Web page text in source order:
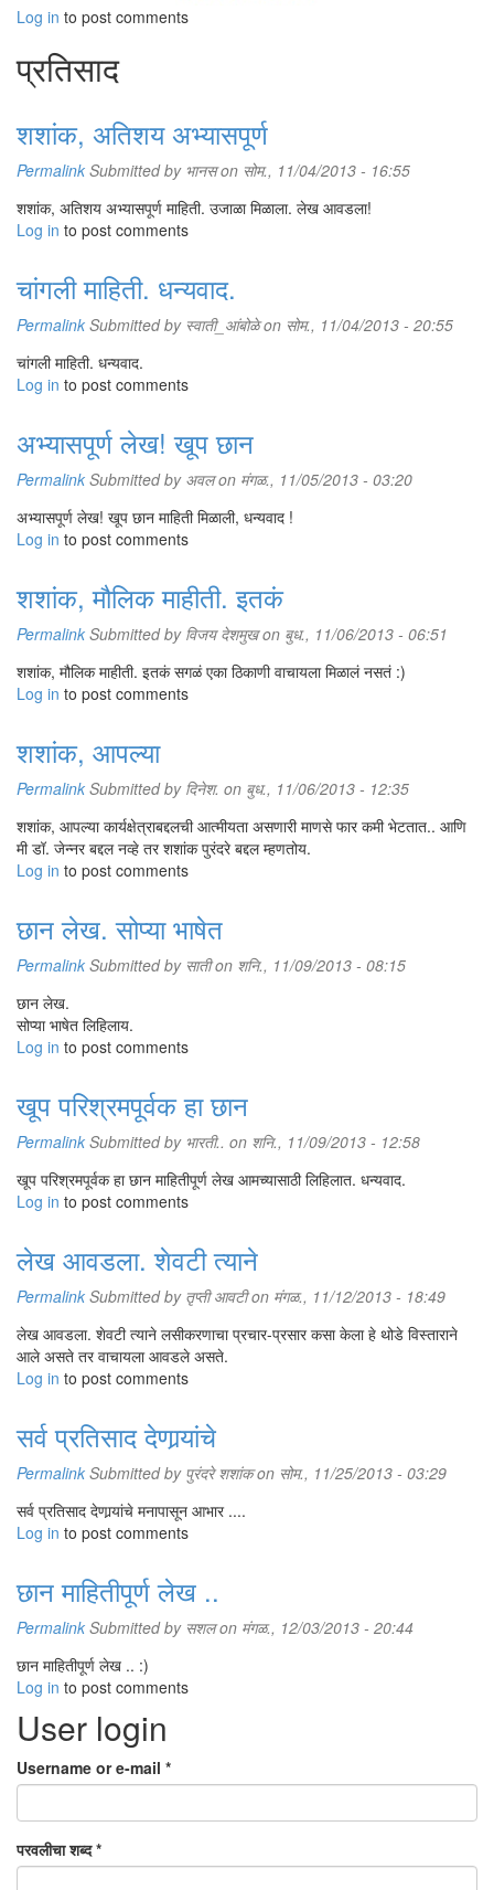
Log in to post comments
प्रतिसाद
शशांक, अतिशय अभ्यासपूर्ण
Permalink Submitted by भानसon सोम., 11/04/2013 - 16:55
शशांक, अतिशय अभ्यासपूर्ण माहिती. उजाळा मिळाला. लेख आवडला!
Log in to post comments
चांगली माहिती. धन्यवाद.
Permalink Submitted by स्वाती_आंबोळेon सोम., 11/04/2013 - 20:55
चांगली माहिती. धन्यवाद.
Log in to post comments
अभ्यासपूर्ण लेख! खूप छान
Permalink Submitted by अवलon मंगळ., 11/05/2013 - 03:20
अभ्यासपूर्ण लेख! खूप छान माहिती मिळाली, धन्यवाद !
Log in to post comments
शशांक, मौलिक माहीती. इतकं
Permalink Submitted by विजय देशमुखon बुध., 11/06/2013 - 06:51
शशांक, मौलिक माहीती. इतकं सगळं एका ठिकाणी वाचायला मिळालं नसतं :)
Log in to post comments
शशांक, आपल्या
Permalink Submitted by दिनेश. on बुध., 11/06/2013 - 12:35
शशांक, आपल्या कार्यक्षेत्राबद्दलची आत्मीयता असणारी माणसे फार कमी भेटतात.. आणि
मी डॉ. जेन्नर बद्दल नव्हे तर शशांक पुरंदरे बद्दल म्हणतोय.
Log in to post comments
छान लेख. सोप्या भाषेत
Permalink Submitted by सातीon शनि., 11/09/2013 - 08:15
छान लेख.
सोप्या भाषेत लिहिलाय.
Log in to post comments
खूप परिश्रमपूर्वक हा छान
Permalink Submitted by भारती.. on शनि., 11/09/2013 - 12:58
खूप परिश्रमपूर्वक हा छान माहितीपूर्ण लेख आमच्यासाठी लिहिलात. धन्यवाद.
Log in to post comments
लेख आवडला. शेवटी त्याने
Permalink Submitted by तृप्ती आवटीon मंगळ., 11/12/2013 - 18:49
लेख आवडला. शेवटी त्याने लसीकरणाचा प्रचार-प्रसार कसा केला हे थोडे विस्ताराने
आले असते तर वाचायला आवडले असते.
Log in to post comments
सर्व प्रतिसाद देणार्‍यांचे
Permalink Submitted by पुरंदरे शशांकon सोम., 11/25/2013 - 03:29
सर्व प्रतिसाद देणार्‍यांचे मनापासून आभार ....
Log in to post comments
छान माहितीपूर्ण लेख ..
Permalink Submitted by सशलon मंगळ., 12/03/2013 - 20:44
छान माहितीपूर्ण लेख .. :)
Log in to post comments
User login
Username or e-mail *
परवलीचा शब्द*